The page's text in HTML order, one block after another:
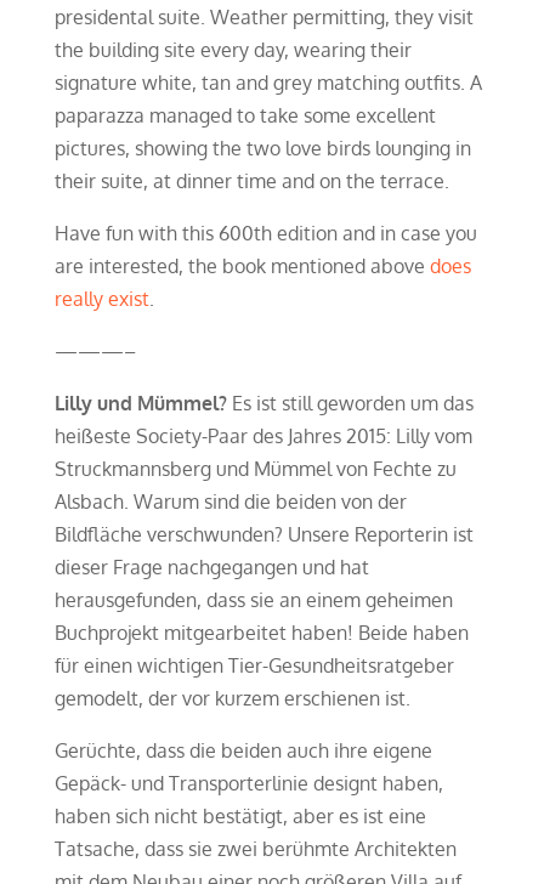
presidental suite. Weather permitting, they visit
the building site every day, wearing their
signature white, tan and grey matching outfits. A
paparazza managed to take some excellent
pictures, showing the two love birds lounging in
their suite, at dinner time and on the terrace.
Have fun with this 600th edition and in case you
are interested, the book mentioned above does
really exist.
———–
Lilly und Mümmel?Es ist still geworden um das
heißeste Society-Paar des Jahres 2015: Lilly vom
Struckmannsberg und Mümmel von Fechte zu
Alsbach. Warum sind die beiden von der
Bildfläche verschwunden? Unsere Reporterin ist
dieser Frage nachgegangen und hat
herausgefunden, dass sie an einem geheimen
Buchprojekt mitgearbeitet haben! Beide haben
für einen wichtigen Tier-Gesundheitsratgeber
gemodelt, der vor kurzem erschienen ist.
Gerüchte, dass die beiden auch ihre eigene
Gepäck- und Transporterlinie designt haben,
haben sich nicht bestätigt, aber es ist eine
Tatsache, dass sie zwei berühmte Architekten